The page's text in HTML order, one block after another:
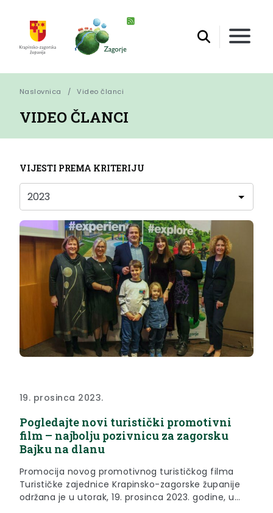
Naslovnica Video članci
VIDEO ČLANCI
VIJESTI PREMA KRITERIJU
19. prosinca 2023.
Pogledajte novi turistički promotivni
film – najbolju pozivnicu za zagorsku
Bajku na dlanu
Promocija novog promotivnog turističkog filma
Turističke zajednice Krapinsko-zagorske županije
održana je u utorak, 19. prosinca 2023. godine, u